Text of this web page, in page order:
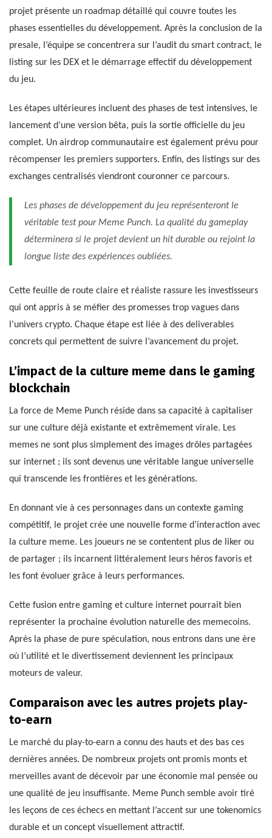
projet présente un roadmap détaillé qui couvre toutes les
phases essentielles du développement. Après la conclusion de la
presale, l’équipe se concentrera sur l’audit du smart contract, le
listing sur les DEX et le démarrage effectif du développement
du jeu.
Les étapes ultérieures incluent des phases de test intensives, le
lancement d’une version bêta, puis la sortie officielle du jeu
complet. Un airdrop communautaire est également prévu pour
récompenser les premiers supporters. Enfin, des listings sur des
exchanges centralisés viendront couronner ce parcours.
Les phases de développement du jeu représenteront le
véritable test pour Meme Punch. La qualité du gameplay
déterminera si le projet devient un hit durable ou rejoint la
longue liste des expériences oubliées.
Cette feuille de route claire et réaliste rassure les investisseurs
qui ont appris à se méfier des promesses trop vagues dans
l’univers crypto. Chaque étape est liée à des deliverables
concrets qui permettent de suivre l’avancement du projet.
L’impact de la culture meme dans le gaming
blockchain
La force de Meme Punch réside dans sa capacité à capitaliser
sur une culture déjà existante et extrêmement virale. Les
memes ne sont plus simplement des images drôles partagées
sur internet ; ils sont devenus une véritable langue universelle
qui transcende les frontières et les générations.
En donnant vie à ces personnages dans un contexte gaming
compétitif, le projet crée une nouvelle forme d’interaction avec
la culture meme. Les joueurs ne se contentent plus de liker ou
de partager ; ils incarnent littéralement leurs héros favoris et
les font évoluer grâce à leurs performances.
Cette fusion entre gaming et culture internet pourrait bien
représenter la prochaine évolution naturelle des memecoins.
Après la phase de pure spéculation, nous entrons dans une ère
où l’utilité et le divertissement deviennent les principaux
moteurs de valeur.
Comparaison avec les autres projets play-
to-earn
Le marché du play-to-earn a connu des hauts et des bas ces
dernières années. De nombreux projets ont promis monts et
merveilles avant de décevoir par une économie mal pensée ou
une qualité de jeu insuffisante. Meme Punch semble avoir tiré
les leçons de ces échecs en mettant l’accent sur une tokenomics
durable et un concept visuellement attractif.